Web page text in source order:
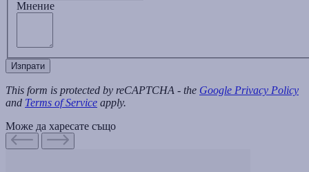
Мнение
Изпрати
This form is protected by reCAPTCHA - the Google Privacy Policy
and Terms of Service apply.
Може да харесате също